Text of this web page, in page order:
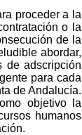
proceder a la
o la
de la
abordar,
de adscripción
para cada
de Andalucía.
objetivo la
humanos